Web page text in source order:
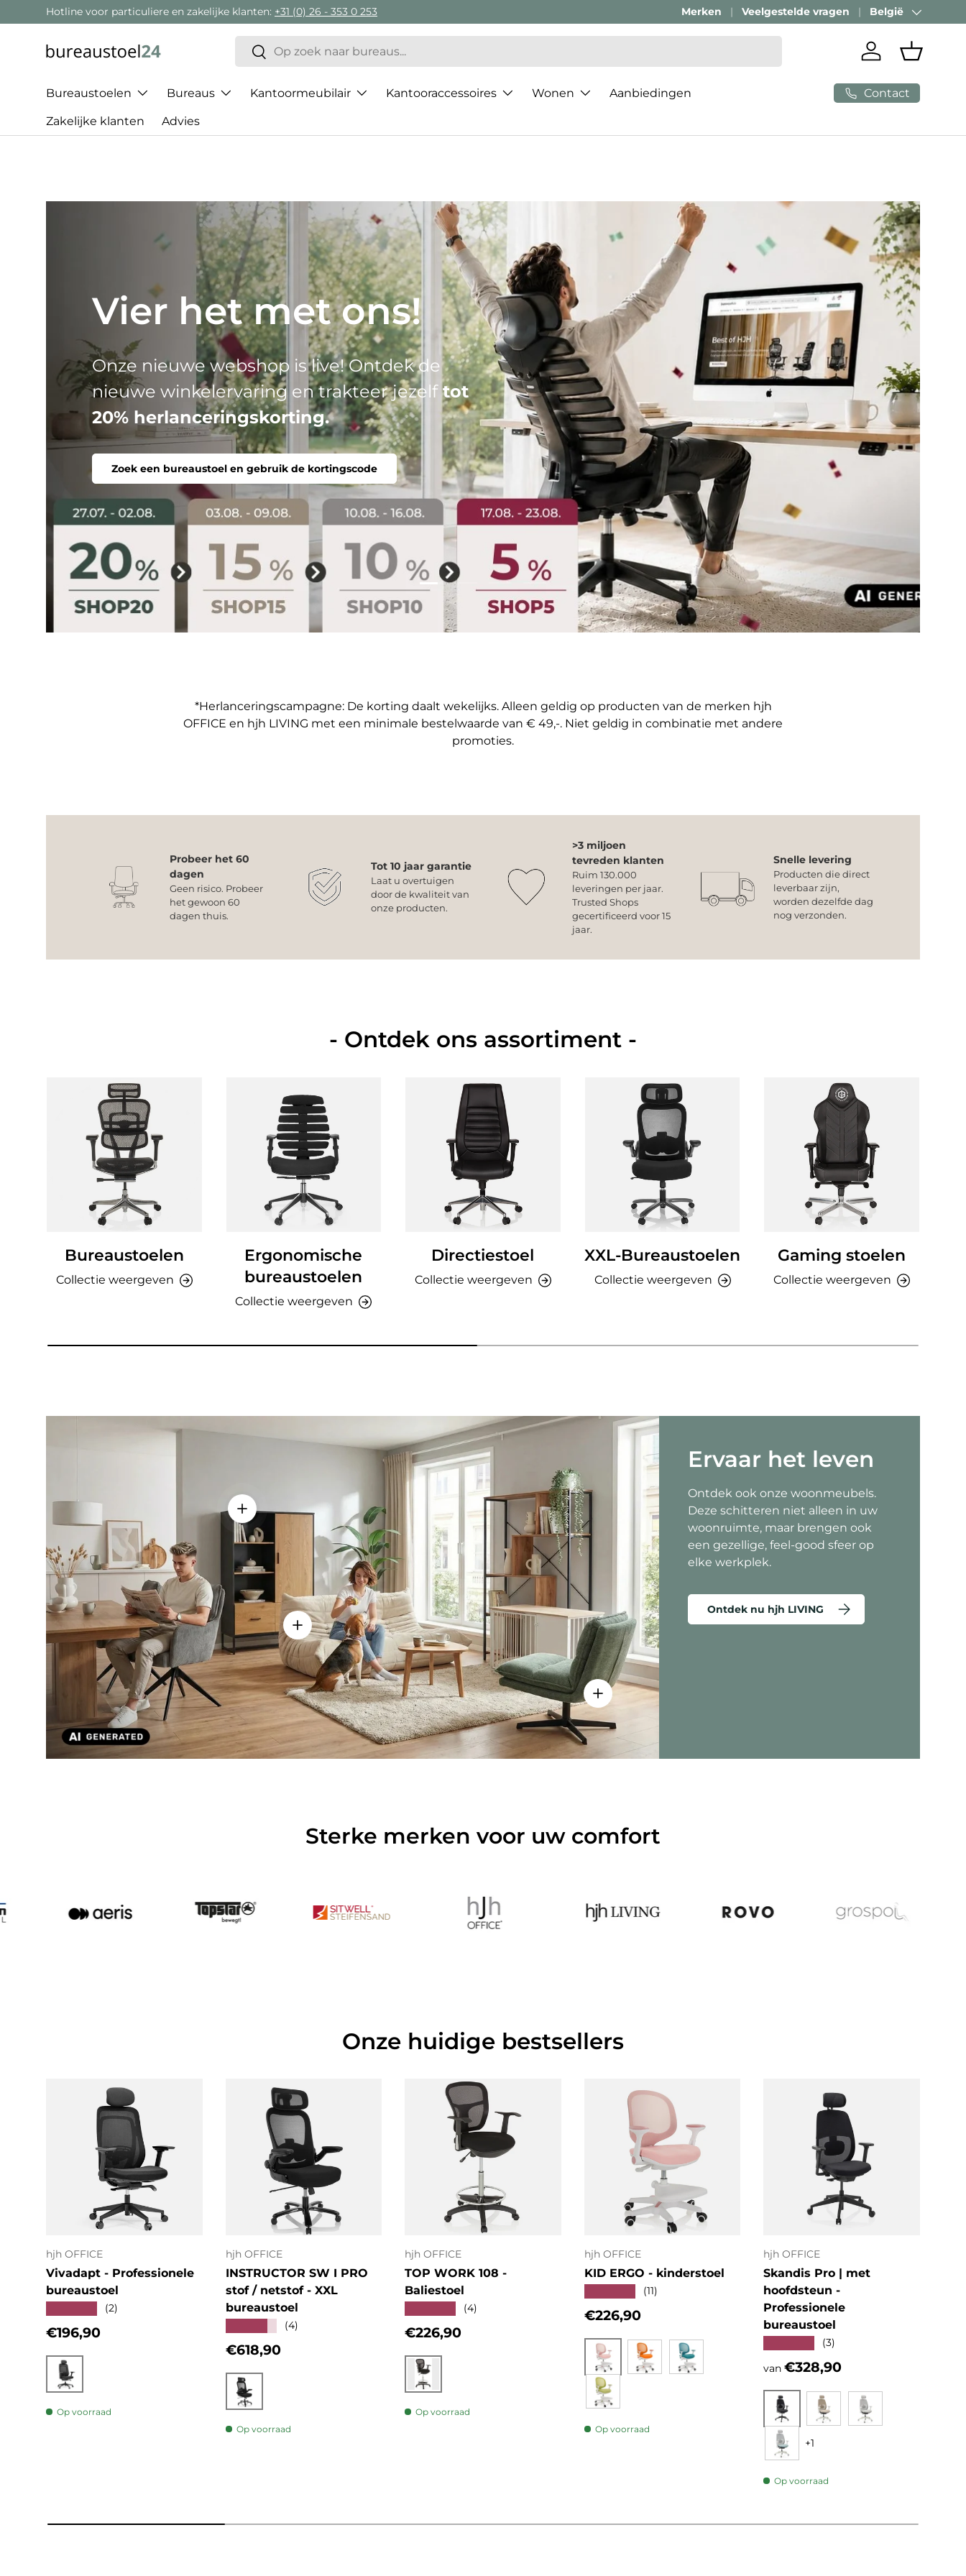
Ga naar inhoud
Hotline voor particuliere en zakelijke klanten: +31 (0) 26 - 353 0 253 Merken Veelgestelde vragen Land/Regio
België
Zoeken
Zoeken
InloggenMandje
Bureaustoelen Bureaus Kantoormeubilair Kantooraccessoires Wonen Aanbiedingen
Zakelijke klanten Advies
Contact
Het beste van
HJH
Drie productlijnen, één doel: jouw perfecte
stoel. Ergonomisch, comfortabel, individueel.
Zoek een bureaustoel
Dia laden 1 van 4
Dia laden 2 van 4
Dia laden 3 van 4
Dia laden 4 van 4
*Herlanceringscampagne: De korting daalt wekelijks. Alleen geldig op producten van de merken hjh
OFFICE en hjh LIVING met een minimale bestelwaarde van € 49,-. Niet geldig in combinatie met andere
promoties.
Probeer het 60
dagen
Geen risico. Probeer
het gewoon 60
dagen thuis.
Tot 10 jaar garantie
Laat u overtuigen
door de kwaliteit van
onze producten.
>3 miljoen
tevreden klanten
Ruim 130.000
leveringen per jaar.
Trusted Shops
gecertificeerd voor 15
jaar.
Snelle levering
Producten die direct
leverbaar zijn,
worden dezelfde dag
nog verzonden.
- Ontdek ons assortiment -
Bureaustoelen
Collectie weergeven
Ergonomische
bureaustoelen
Collectie weergeven
Directiestoel
Collectie weergeven
XXL-Bureaustoelen
Collectie weergeven
Gaming stoelen
Collectie weergeven
Details weergeven - Criss-Cross 20 - Lounge stoel
Details weergeven - AMIO H - Kantoorkast
Details weergeven - Sitzolo 2 - Lounge stoel
Ervaar het leven
Ontdek ook onze woonmeubels.
Deze schitteren niet alleen in uw
woonruimte, maar brengen ook
een gezellige, feel-good sfeer op
elke werkplek.
Ontdek nu hjh LIVING
Sterke merken voor uw comfort
Onze huidige bestsellers
hjh OFFICE
Vivadapt - Professionele
bureaustoel
(2)
Reguliere prijs
€196,90
Zwart
Op voorraad
Toevoegen aan
winkelwagen
hjh OFFICE
INSTRUCTOR SW I PRO
stof / netstof - XXL
bureaustoel
(4)
Reguliere prijs
€618,90
Zwart
Op voorraad
Toevoegen aan
winkelwagen
hjh OFFICE
TOP WORK 108 -
Baliestoel
(4)
Reguliere prijs
€226,90
Zwart
Op voorraad
Toevoegen aan
winkelwagen
hjh OFFICE
KID ERGO - kinderstoel
(11)
Reguliere prijs
€226,90
Roze Oranje Blauw
Groen
Op voorraad
Kies mogelijkheden
hjh OFFICE
Skandis Pro | met
hoofdsteun -
Professionele
bureaustoel
(3)
van Reguliere prijs
€328,90
Zwart Beige Grijs
Mint
+1
Op voorraad
Kies mogelijkheden